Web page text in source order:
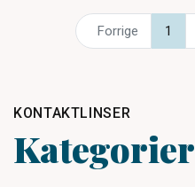
KONTAKTLINSER
Kategorier
Forrige 1